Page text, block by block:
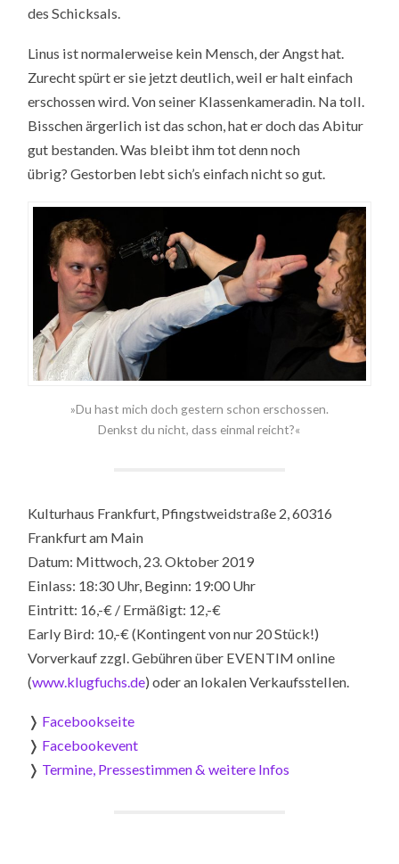
des Schicksals.
Linus ist normalerweise kein Mensch, der Angst hat.
Zurecht spürt er sie jetzt deutlich, weil er halt einfach
erschossen wird. Von seiner Klassenkameradin. Na toll.
Bisschen ärgerlich ist das schon, hat er doch das Abitur
gut bestanden. Was bleibt ihm tot denn noch
übrig? Gestorben lebt sich’s einfach nicht so gut.
»Du hast mich doch gestern schon erschossen.
Denkst du nicht, dass einmal reicht?«
Kulturhaus Frankfurt, Pfingstweidstraße 2, 60316
Frankfurt am Main
Datum: Mittwoch, 23. Oktober 2019
Einlass: 18:30 Uhr, Beginn: 19:00 Uhr
Eintritt: 16,-€ / Ermäßigt: 12,-€
Early Bird: 10,-€ (Kontingent von nur 20 Stück!)
Vorverkauf zzgl. Gebühren über EVENTIM online
(www.klugfuchs.de) oder an lokalen Verkaufsstellen.
❭ Facebookseite
❭ Facebookevent
❭ Termine, Pressestimmen & weitere Infos